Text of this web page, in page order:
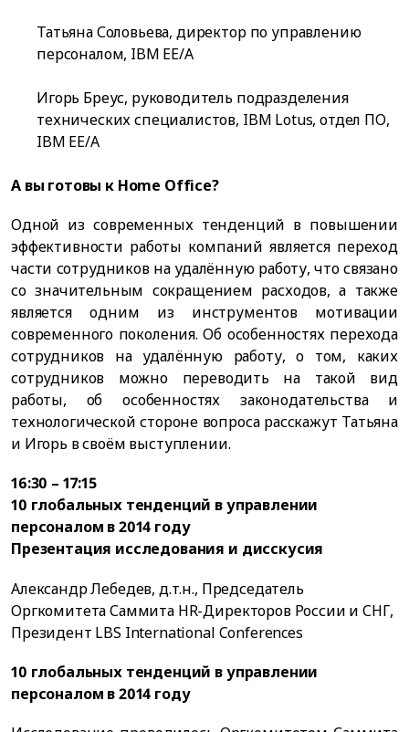
Татьяна Соловьева, директор по управлению
персоналом, IBM EE/A
Игорь Бреус, руководитель подразделения
технических специалистов, IBM Lotus, отдел ПО,
IBM EE/A
А вы готовы к Home Office?
Одной из современных тенденций в повышении
эффективности работы компаний является переход
части сотрудников на удалённую работу, что связано
со значительным сокращением расходов, а также
является одним из инструментов мотивации
современного поколения. Об особенностях перехода
сотрудников на удалённую работу, о том, каких
сотрудников можно переводить на такой вид
работы, об особенностях законодательства и
технологической стороне вопроса расскажут Татьяна
и Игорь в своём выступлении.
16:30 – 17:15
10 глобальных тенденций в управлении
персоналом в 2014 году
Презентация исследования и дисскусия
Александр Лебедев, д.т.н., Председатель
Оргкомитета Саммита HR-Директоров России и СНГ,
Президент LBS International Conferences
10 глобальных тенденций в управлении
персоналом в 2014 году